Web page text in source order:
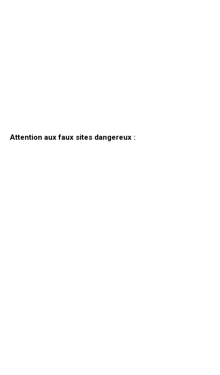
Attention aux faux sites dangereux :